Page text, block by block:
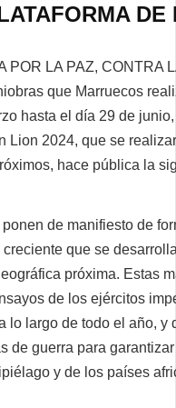
DE
LA PAZ, CONTRA
que Marruecos
hasta el día 29 de
Lion 2024, que se
hace pública la
de manifiesto de
que se
próxima. Estas
de los ejércitos
lo largo de todo el año, y
de guerra para
y de los países